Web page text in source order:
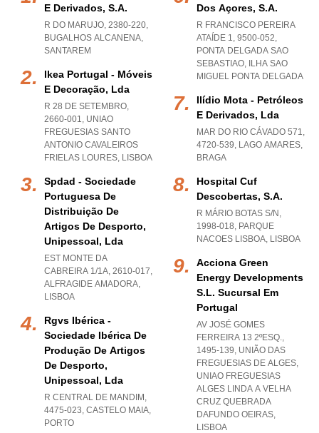
E Derivados, S.a.
R DO MARUJO, 2380-220,
BUGALHOS ALCANENA,
SANTAREM
Ikea Portugal - Móveis
E Decoração, Lda
R 28 DE SETEMBRO,
2660-001, UNIAO
FREGUESIAS SANTO
ANTONIO CAVALEIROS
FRIELAS LOURES, LISBOA
Spdad - Sociedade
Portuguesa De
Distribuição De
Artigos De Desporto,
Unipessoal, Lda
EST MONTE DA
CABREIRA 1/1A, 2610-017,
ALFRAGIDE AMADORA,
LISBOA
Rgvs Ibérica -
Sociedade Ibérica De
Produção De Artigos
De Desporto,
Unipessoal, Lda
R CENTRAL DE MANDIM,
4475-023, CASTELO MAIA,
PORTO
Dos Açores, S.a.
R FRANCISCO PEREIRA
ATAÍDE 1, 9500-052,
PONTA DELGADA SAO
SEBASTIAO, ILHA SAO
MIGUEL PONTA DELGADA
Ilídio Mota - Petróleos
E Derivados, Lda
MAR DO RIO CÁVADO 571,
4720-539, LAGO AMARES,
BRAGA
Hospital Cuf
Descobertas, S.a.
R MÁRIO BOTAS S/N,
1998-018, PARQUE
NACOES LISBOA, LISBOA
Acciona Green
Energy Developments
S.l. Sucursal Em
Portugal
AV JOSÉ GOMES
FERREIRA 13 2ºESQ.,
1495-139, UNIÃO DAS
FREGUESIAS DE ALGES,
UNIAO FREGUESIAS
ALGES LINDA A VELHA
CRUZ QUEBRADA
DAFUNDO OEIRAS,
LISBOA